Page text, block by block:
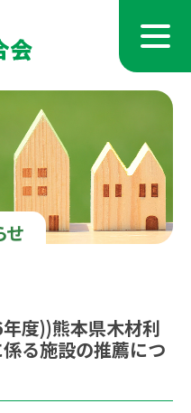
せ
度))熊本県木材利
る施設の推薦につ